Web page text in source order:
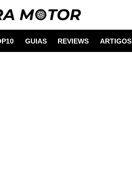
GUIAS REVIEWS ARTIGOS